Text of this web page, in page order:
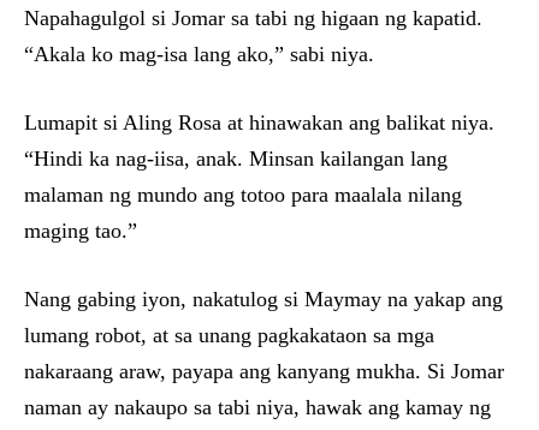
Napahagulgol si Jomar sa tabi ng higaan ng kapatid.
“Akala ko mag-isa lang ako,” sabi niya.
Lumapit si Aling Rosa at hinawakan ang balikat niya.
“Hindi ka nag-iisa, anak. Minsan kailangan lang
malaman ng mundo ang totoo para maalala nilang
maging tao.”
Nang gabing iyon, nakatulog si Maymay na yakap ang
lumang robot, at sa unang pagkakataon sa mga
nakaraang araw, payapa ang kanyang mukha. Si Jomar
naman ay nakaupo sa tabi niya, hawak ang kamay ng